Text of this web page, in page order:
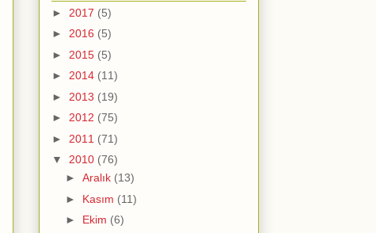
► 2017 (5)
► 2016 (5)
► 2015 (5)
► 2014 (11)
► 2013 (19)
► 2012 (75)
► 2011 (71)
▼ 2010 (76)
► Aralık (13)
► Kasım (11)
► Ekim (6)